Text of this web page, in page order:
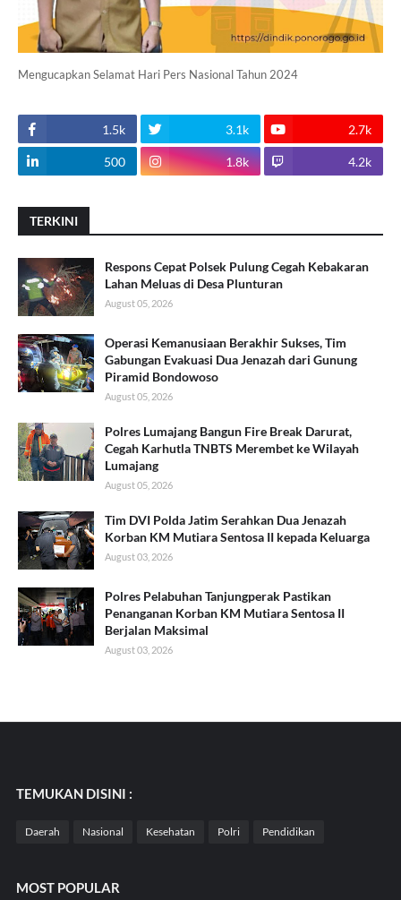
Mengucapkan Selamat Hari Pers Nasional Tahun 2024
1.5k 3.1k 2.7k
500 1.8k 4.2k
TERKINI
Respons Cepat Polsek Pulung Cegah Kebakaran
Lahan Meluas di Desa Plunturan
August 05, 2026
Operasi Kemanusiaan Berakhir Sukses, Tim
Gabungan Evakuasi Dua Jenazah dari Gunung
Piramid Bondowoso
August 05, 2026
Polres Lumajang Bangun Fire Break Darurat,
Cegah Karhutla TNBTS Merembet ke Wilayah
Lumajang
August 05, 2026
Tim DVI Polda Jatim Serahkan Dua Jenazah
Korban KM Mutiara Sentosa II kepada Keluarga
August 03, 2026
Polres Pelabuhan Tanjungperak Pastikan
Penanganan Korban KM Mutiara Sentosa II
Berjalan Maksimal
August 03, 2026
TEMUKAN DISINI :
Daerah Nasional Kesehatan Polri Pendidikan
MOST POPULAR